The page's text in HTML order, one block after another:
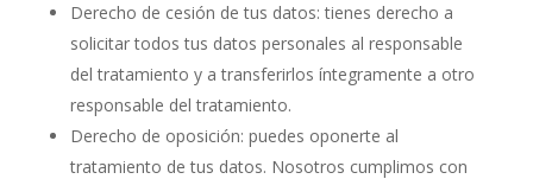
Derecho de cesión de tus datos: tienes derecho a
solicitar todos tus datos personales al responsable
del tratamiento y a transferirlos íntegramente a otro
responsable del tratamiento.
Derecho de oposición: puedes oponerte al
tratamiento de tus datos. Nosotros cumplimos con